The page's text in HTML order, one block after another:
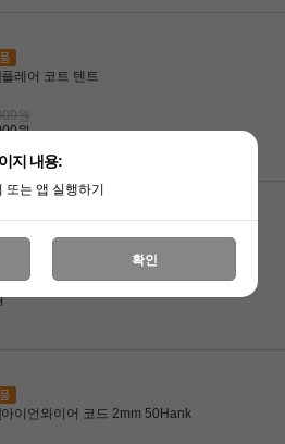
플레어 코트 텐트
원
원
드]삼각 3구 스토퍼/레드
아이언와이어 코드 2mm 50Hank
지 내용:
또는 앱 실행하기
확인